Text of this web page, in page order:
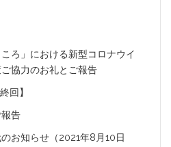
ろ」における新型コロナウイ
協力のお礼とご報告
回】
告
お知らせ（2021年8月10日